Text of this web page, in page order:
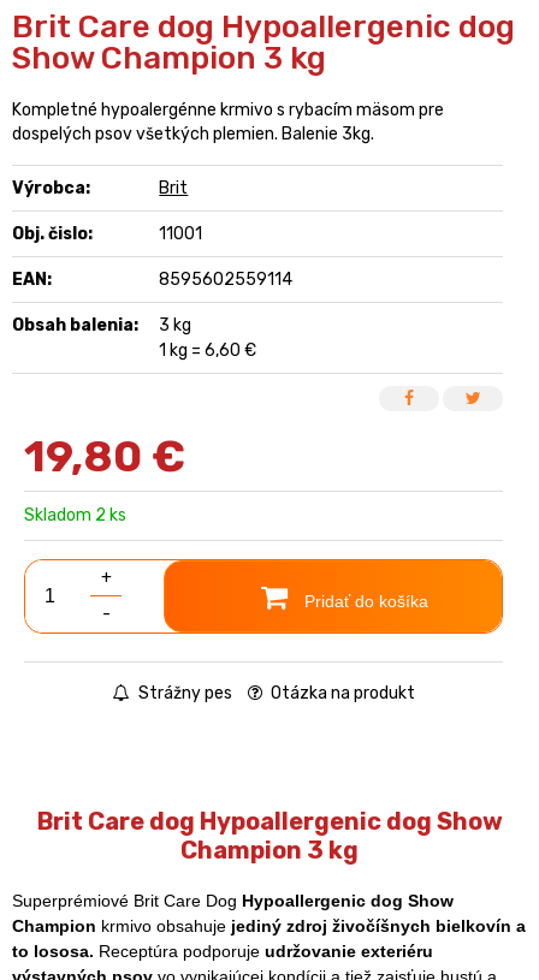
Brit Care dog Hypoallergenic dog
Show Champion 3 kg
Kompletné hypoalergénne krmivo s rybacím mäsom pre
dospelých psov všetkých plemien. Balenie 3kg.
Výrobca: Brit
Obj. čislo: 11001
EAN: 8595602559114
Obsah balenia:
3 kg
1 kg = 6,60 €
19,80 €
Skladom 2 ks
+
-
Pridať do košíka
Strážny pes Otázka na produkt
Brit Care dog Hypoallergenic dog Show
Champion 3 kg
Superprémiové Brit Care Dog Hypoallergenic dog Show
Champion krmivo obsahuje jediný zdroj živočíšnych bielkovín a
to lososa. Receptúra podporuje udržovanie exteriéru
výstavných psov vo vynikajúcej kondícii a tiež zaisťuje hustú a